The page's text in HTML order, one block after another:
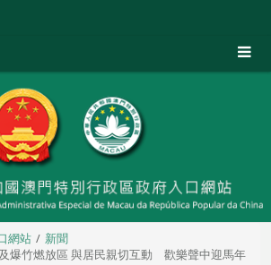
網站
新聞
爆竹燃放區 與居民親切互動 歡樂聲中迎馬年